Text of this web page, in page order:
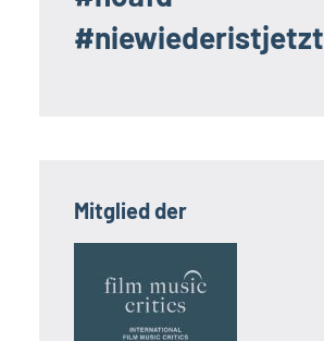
#niewiederistjetzt
Mitglied der